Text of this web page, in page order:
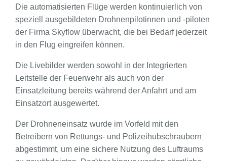
Die automatisierten Flüge werden kontinuierlich von
speziell ausgebildeten Drohnenpilotinnen und -piloten
der Firma Skyflow überwacht, die bei Bedarf jederzeit
in den Flug eingreifen können.
Die Livebilder werden sowohl in der Integrierten
Leitstelle der Feuerwehr als auch von der
Einsatzleitung bereits während der Anfahrt und am
Einsatzort ausgewertet.
Der Drohneneinsatz wurde im Vorfeld mit den
Betreibern von Rettungs- und Polizeihubschraubern
abgestimmt, um eine sichere Nutzung des Luftraums